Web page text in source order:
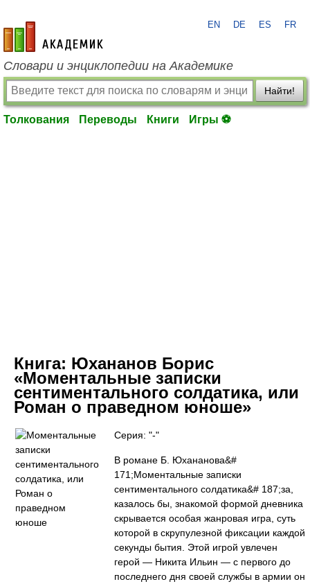
academic.ru
EN DE ES FR
Словари и энциклопедии на Академике
Найти!
Толкования Переводы Книги Игры ⚽
Книга: Юхананов Борис
«Моментальные записки
сентиментального солдатика, или
Роман о праведном юноше»
Серия: "-"
В романе Б. Юхананова&#
171;Моментальные записки
сентиментального солдатика&# 187;за,
казалось бы, знакомой формой дневника
скрывается особая жанровая игра, суть
которой в скрупулезной фиксации каждой
секунды бытия. Этой игрой увлечен
герой — Никита Ильин — с первого до
последнего дня своей службы в армии он